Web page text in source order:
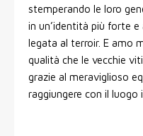
stemperando le loro
in un’identità più forte
legata al terroir. E amo
qualità che le vecchie
grazie al meraviglioso
raggiungere con il luogo